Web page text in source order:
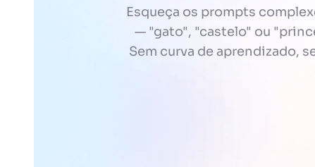
Esqueça os prompts
— "gato", "castelo" ou
Sem curva de aprendizado,